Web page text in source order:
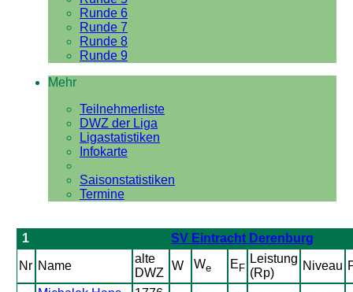
Runde 6
Runde 7
Runde 8
Runde 9
Mehr
Teilnehmerliste
DWZ der Liga
Ligastatistiken
Infokarte
Saisonstatistiken
Termine
1 SV Eintracht Derenburg
Nr Name
alte
DWZ
W We E F
Leistung
(Rp)
Niveau